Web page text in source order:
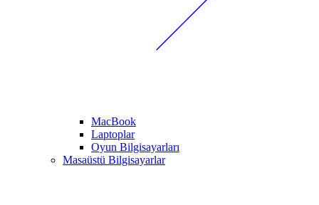
MacBook
Laptoplar
Oyun Bilgisayarları
Masaüstü Bilgisayarlar